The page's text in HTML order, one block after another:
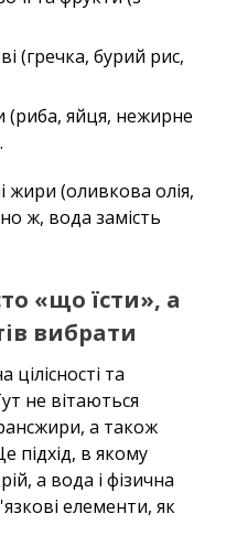
(гречка, бурий рис,
(риба, яйця, нежирне
жири (оливкова олія,
ж, вода замість
«що їсти», а
вибрати
та
не вітаються
а також
підхід, в якому
а вода і фізична
елементи, як